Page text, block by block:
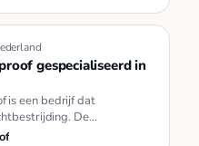
gespecialiseerd in
is een bedrijf dat
De
zi…